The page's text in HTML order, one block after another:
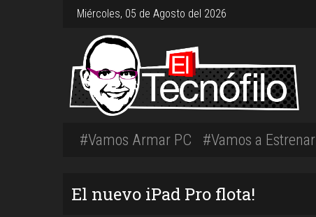
Miércoles, 05 de Agosto del 2026
#Vamos Armar PC #Vamos a Estrenar
El nuevo iPad Pro flota!